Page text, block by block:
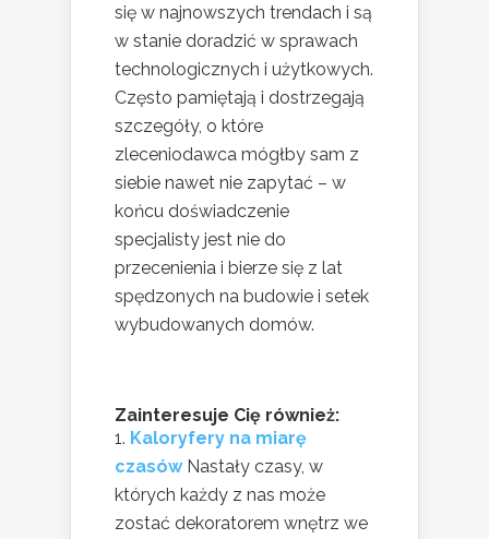
się w najnowszych trendach i są
w stanie doradzić w sprawach
technologicznych i użytkowych.
Często pamiętają i dostrzegają
szczegóły, o które
zleceniodawca mógłby sam z
siebie nawet nie zapytać – w
końcu doświadczenie
specjalisty jest nie do
przecenienia i bierze się z lat
spędzonych na budowie i setek
wybudowanych domów.
Zainteresuje Cię również:
Kaloryfery na miarę
czasów Nastały czasy, w
których każdy z nas może
zostać dekoratorem wnętrz we